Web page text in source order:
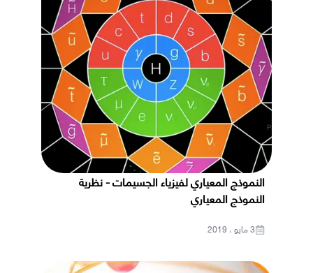
النموذج المعياري لفيزياء الجسيمات - نظرية
النموذج المعياري
3 مايو ، 2019